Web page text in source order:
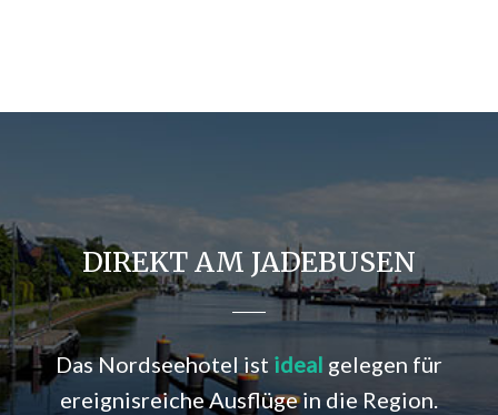
DIREKT AM JADEBUSEN
Das Nordseehotel ist ideal gelegen für
ereignisreiche Ausflüge in die Region.